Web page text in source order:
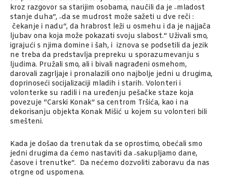
kroz razgovor sa starijim osobama, naučili da je ˶mladost
stanje duha“, ˶da se mudrost može sažeti u dve reči :
čekanje i nadu“, da hrabrost leži u osmehu i da je najjača
ljubav ona koja može pokazati svoju slabost.“ Uživali smo,
igrajući s njima domine i šah, i iznova se podsetili da jezik
ne treba da predstavlja prepreku u sporazumevanju s
ljudima. Pružali smo, ali i bivali nagrađeni osmehom,
darovali zagrljaje i pronalazili ono najbolje jedni u drugima,
doprinoseći socijalizaciji mladih i starih. Volonteri i
volonterke su radili i na uređenju pešačke staze koja
povezuje “Carski Konak” sa centrom Tršića, kao i na
dekorisanju objekta Konak Mišić u kojem su volonteri bili
smešteni.
Kada je došao da trenutak da se oprostimo, obećali smo
jedni drugima da ćemo nastaviti da ˶sakupljamo dane,
časove i trenutke“. Da nećemo dozvoliti zaboravu da nas
otrgne od uspomena.